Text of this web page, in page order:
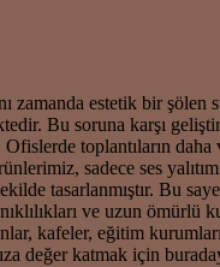
zamanda estetik bir
Bu soruna karşı
toplantıların
sadece ses
tasarlanmıştır. Bu
ve uzun ömürlü
kafeler, eğitim
değer katmak için